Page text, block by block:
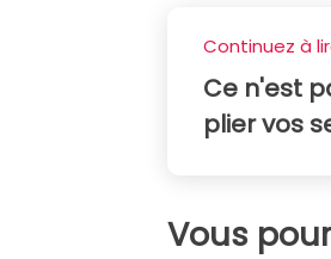
Continuez à
Ce n'est
plier vos
Vous